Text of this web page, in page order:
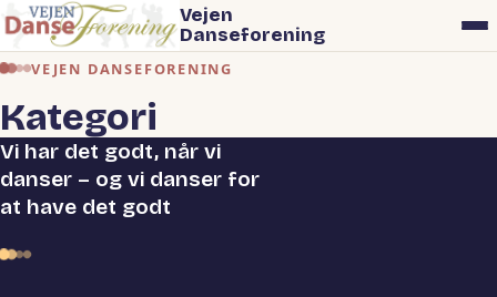
Vejen
Danseforening
VEJEN DANSEFORENING
Kategori
Vi har det godt, når vi
danser – og vi danser for
at have det godt